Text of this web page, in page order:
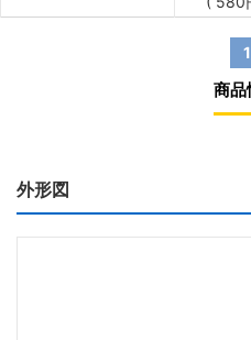
1
商品
外形図